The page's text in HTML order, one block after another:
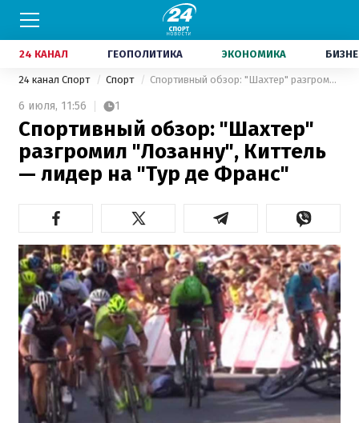
24 КАНАЛ ГЕОПОЛИТИКА ЭКОНОМИКА
24 канал Спорт Спорт Спортивный обзор: "Шахтер" разгромил "Лозанну", Киттель — лидер на "Тур де Франс"
6 июля, 11:56 1
Спортивный обзор: "Шахтер"
разгромил "Лозанну", Киттель
— лидер на "Тур де Франс"